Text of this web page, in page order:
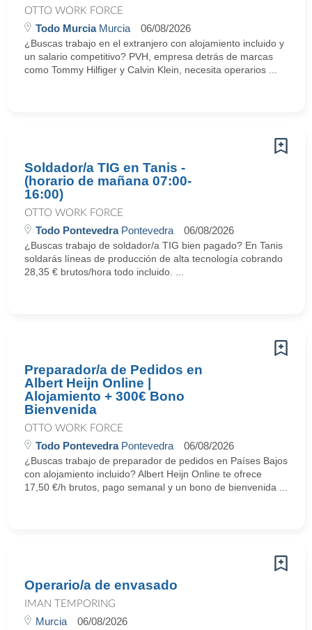
OTTO WORK FORCE
Todo MurciaMurcia 06/08/2026
¿Buscas trabajo en el extranjero con alojamiento incluido y
un salario competitivo? PVH, empresa detrás de marcas
como Tommy Hilfiger y Calvin Klein, necesita operarios ...
Soldador/a TIG en Tanis -
(horario de mañana 07:00-
16:00)
OTTO WORK FORCE
Todo PontevedraPontevedra 06/08/2026
¿Buscas trabajo de soldador/a TIG bien pagado? En Tanis
soldarás líneas de producción de alta tecnología cobrando
28,35 € brutos/hora todo incluido. ...
Preparador/a de Pedidos en
Albert Heijn Online |
Alojamiento + 300€ Bono
Bienvenida
OTTO WORK FORCE
Todo PontevedraPontevedra 06/08/2026
¿Buscas trabajo de preparador de pedidos en Países Bajos
con alojamiento incluido? Albert Heijn Online te ofrece
17,50 €/h brutos, pago semanal y un bono de bienvenida ...
Operario/a de envasado
IMAN TEMPORING
Murcia 06/08/2026